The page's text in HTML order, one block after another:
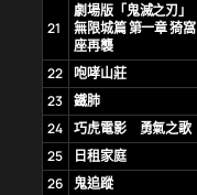
21
劇場版「鬼滅之刃」
無限城篇 第一章 猗窩
座再襲
22 咆哮山莊
23 鐵肺
24 巧虎電影 勇氣之歌
25
日租家庭
26 鬼追蹤